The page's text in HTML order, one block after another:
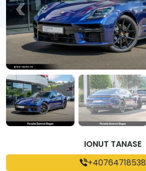
Despre Noi
Contact
IONUT TANASE
+40764718538